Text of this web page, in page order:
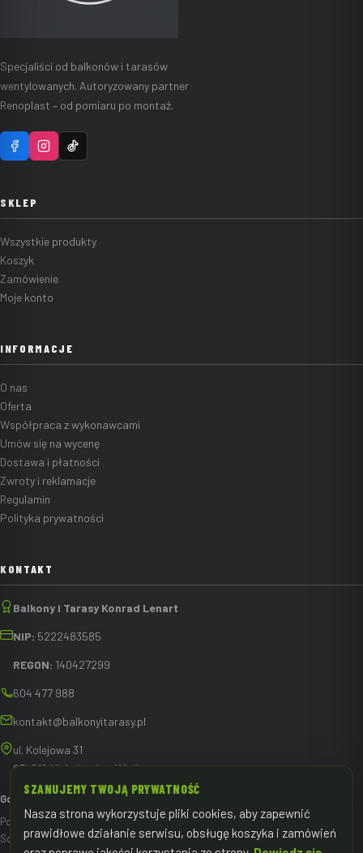
Specjaliści od balkonów i tarasów
wentylowanych. Autoryzowany partner
Renoplast – od pomiaru po montaż.
SKLEP
Wszystkie produkty
Koszyk
Zamówienie
Moje konto
INFORMACJE
O nas
Oferta
Współpraca z wykonawcami
Umów się na wycenę
Dostawa i płatności
Zwroty i reklamacje
Regulamin
Polityka prywatności
KONTAKT
Balkony i Tarasy Konrad Lenart
NIP: 5222483585
REGON: 140427299
604 477 988
kontakt@balkonyitarasy.pl
ul. Kolejowa 31
05-816 Michałowice-Wieś
Godziny pracy:
Pon – Pt: 8:00 – 16:00
Sob – Nd: zamknięte
SZANUJEMY TWOJĄ PRYWATNOŚĆ
Nasza strona wykorzystuje pliki cookies, aby zapewnić
prawidłowe działanie serwisu, obsługę koszyka i zamówień